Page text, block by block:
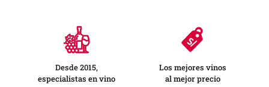
Desde 2015,
especialistas en vino
Los mejores vinos
al mejor precio